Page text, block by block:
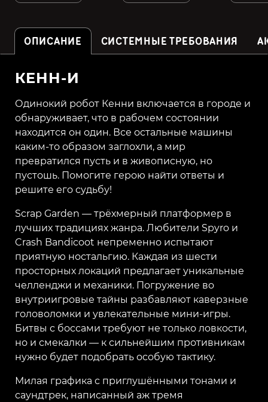
ОПИСАНИЕ СИСТЕМНЫЕ ТРЕБОВАНИЯ
КЕНН-И
Одинокий робот Кенни включается в городе и
обнаруживает, что в рабочем состоянии
находится он один. Все остальные машины
каким-то образом заглохли, а мир
превратился пусть и в живописную, но
пустошь. Помогите герою найти ответы и
решите его судьбу!
Scrap Garden — трёхмерный платформер в
лучших традициях жанра. Любители Spyro и
Crash Bandicoot непременно испытают
приятную ностальгию. Каждая из шести
просторных локаций предлагает уникальные
челленджи и механики. Погружение во
внутриигровые тайны разбавляют каверзные
головоломки и увлекательные мини-игры.
Битвы с боссами требуют не только ловкости,
но и смекалки — к сильнейшим противникам
нужно будет подобрать особую тактику.
Милая графика с приглушёнными тонами и
саундтрек, написанный аж тремя